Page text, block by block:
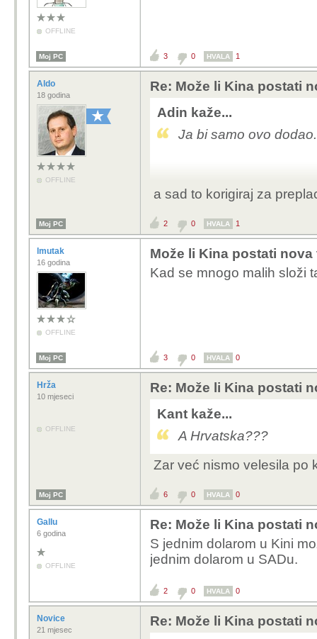
OFFLINE
Moj PC 3 0 HVALA 1
Aldo
18 godina
OFFLINE
Re: Može li Kina postati
Adin kaže...
Ja bi samo ovo dodao.
a sad to korigiraj za
Moj PC 2 0 HVALA 1
lmutak
16 godina
OFFLINE
Može li Kina postati
Kad se mnogo malih složi
Moj PC 3 0 HVALA 0
Hrža
10 mjeseci
OFFLINE
Re: Može li Kina postati
Kant kaže...
A Hrvatska???
Zar već nismo velesila po
Moj PC 6 0 HVALA 0
Gallu
6 godina
OFFLINE
Re: Može li Kina postati
S jednim dolarom u Kini
jednim dolarom u SADu.
2 0 HVALA 0
Novice
21 mjesec
Re: Može li Kina postati